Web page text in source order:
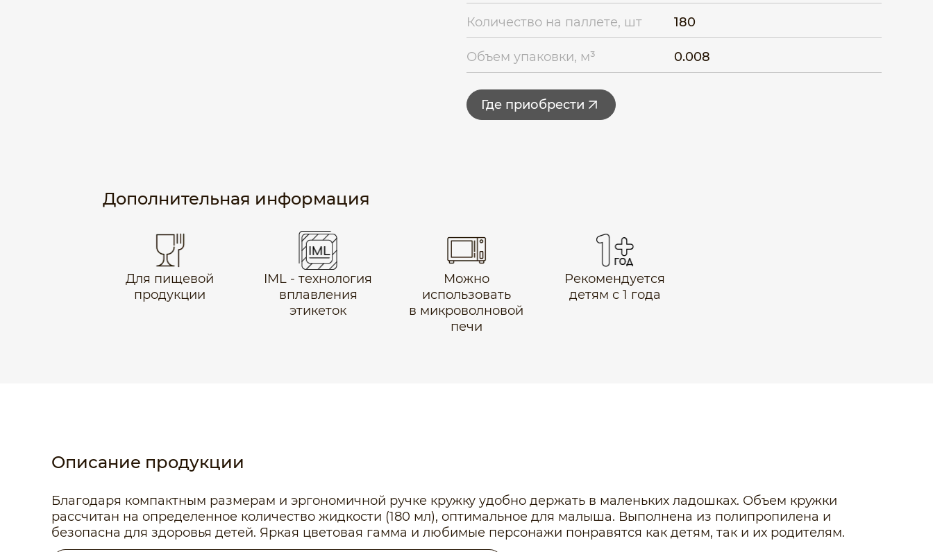
Количество на паллете, шт 180
Объем упаковки, м³ 0.008
Где приобрести
Дополнительная информация
Для пищевой
продукции
IML - технология
вплавления
этикеток
Можно
использовать
в микроволновой
печи
Рекомендуется
детям с 1 года
Описание продукции
Благодаря компактным размерам и эргономичной ручке кружку удобно держать в маленьких ладошках. Объем кружки
рассчитан на определенное количество жидкости (180 мл), оптимальное для малыша. Выполнена из полипропилена и
безопасна для здоровья детей. Яркая цветовая гамма и любимые персонажи понравятся как детям, так и их родителям.